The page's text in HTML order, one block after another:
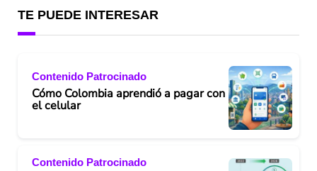
TE PUEDE INTERESAR
Contenido Patrocinado
Cómo Colombia aprendió a pagar con
el celular
Contenido Patrocinado